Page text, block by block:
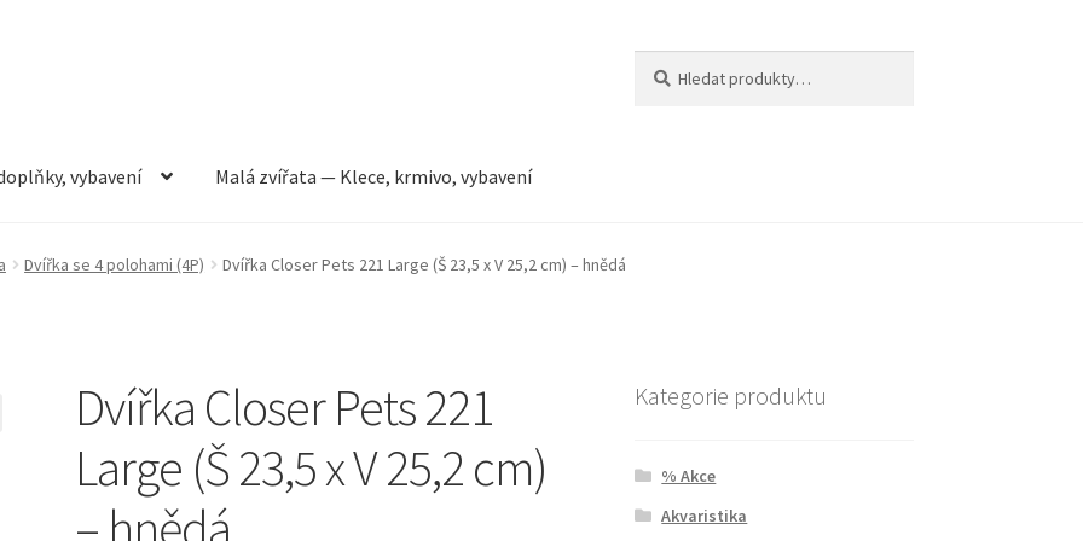
vybavení Malá zvířata — Klece, krmivo, vybavení
vybavení Můj účetObchod Pokladna Vše pro kočky
Dvířka se 4 polohami (4P) Dvířka Closer Pets 221 Large (Š 23,5 x V 25,2 cm) – hnědá
Dvířka Closer Pets 221
Large (Š 23,5 x V 25,2 cm)
– hnědá
Kategorie produktu
% Akce
Akvaristika